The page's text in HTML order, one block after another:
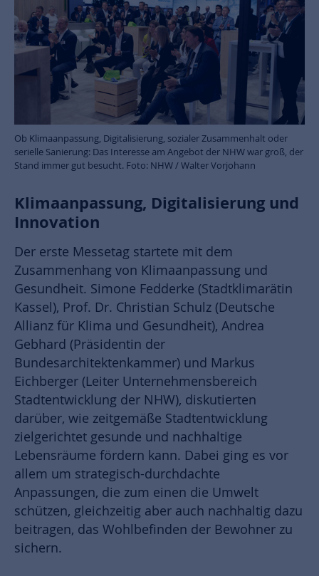
Ob Klimaanpassung, Digitalisierung, sozialer Zusammenhalt oder
serielle Sanierung: Das Interesse am Angebot der NHW war groß, der
Stand immer gut besucht. Foto: NHW / Walter Vorjohann
Klimaanpassung, Digitalisierung und
Innovation
Der erste Messetag startete mit dem
Zusammenhang von Klimaanpassung und
Gesundheit. Simone Fedderke (Stadtklimarätin
Kassel), Prof. Dr. Christian Schulz (Deutsche
Allianz für Klima und Gesundheit), Andrea
Gebhard (Präsidentin der
Bundesarchitektenkammer) und Markus
Eichberger (Leiter Unternehmensbereich
Stadtentwicklung der NHW), diskutierten
darüber, wie zeitgemäße Stadtentwicklung
zielgerichtet gesunde und nachhaltige
Lebensräume fördern kann. Dabei ging es vor
allem um strategisch-durchdachte
Anpassungen, die zum einen die Umwelt
schützen, gleichzeitig aber auch nachhaltig dazu
beitragen, das Wohlbefinden der Bewohner zu
sichern.